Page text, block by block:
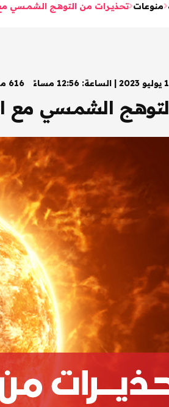
منوعات تحذيــرات من التوهــج
616 مشاهدة
الشمــسي